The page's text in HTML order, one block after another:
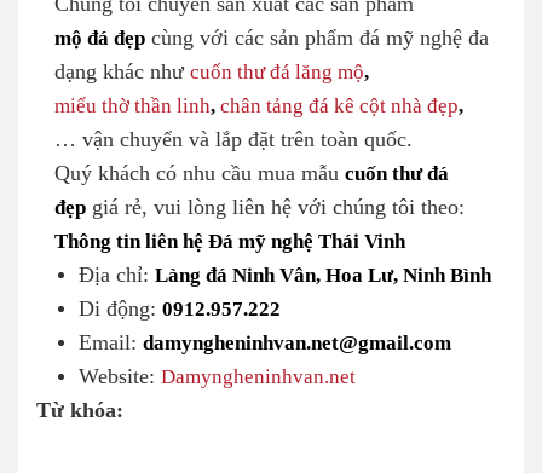
mộ đá đẹp cùng với các sản phẩm đá mỹ nghệ đa
dạng khác như cuốn thư đá lăng mộ,
miếu thờ thần linh, chân tảng đá kê cột nhà đẹp,
… vận chuyển và lắp đặt trên toàn quốc.
Quý khách có nhu cầu mua mẫu cuốn thư đá
đẹp giá rẻ, vui lòng liên hệ với chúng tôi theo:
Thông tin liên hệ Đá mỹ nghệ Thái Vinh
Địa chỉ: Làng đá Ninh Vân, Hoa Lư, Ninh Bình
Di động: 0912.957.222
Email: damyngheninhvan.net@gmail.com
Website: Damyngheninhvan.net
Từ khóa: